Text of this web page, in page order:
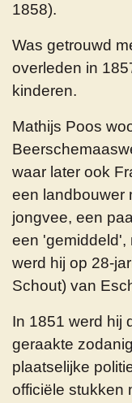
1858).
Was getrouwd
overleden in
kinderen.
Mathijs Poos
waar later ook
een landbouwer
jongvee, een
een 'gemiddeld',
werd hij op 28-
Schout) van
In 1851 werd hij
geraakte
plaatselijke
officiële stukken